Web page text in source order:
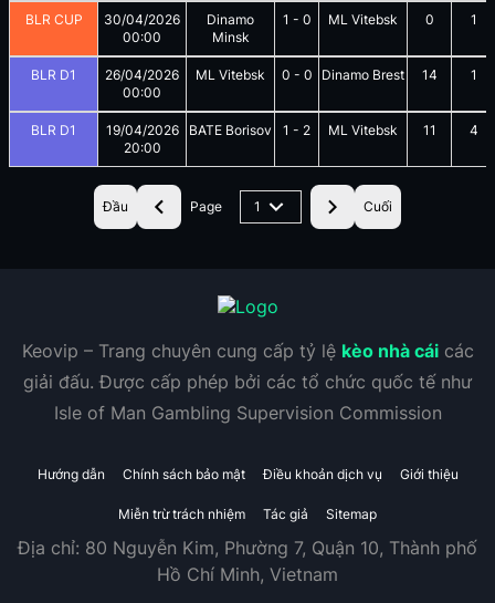
BLR CUP
30/04/2026
00:00
Dinamo
Minsk
1 - 0 ML Vitebsk 0 1
BLR D1
26/04/2026
00:00
ML Vitebsk 0 - 0 Dinamo Brest 14 1
BLR D1
19/04/2026
20:00
BATE Borisov 1 - 2 ML Vitebsk 11 4
Đầu Page 1 Cuối
Keovip – Trang chuyên cung cấp tỷ lệ kèo nhà cáicác
giải đấu. Được cấp phép bởi các tổ chức quốc tế như
Isle of Man Gambling Supervision Commission
Hướng dẫn Chính sách bảo mật Điều khoản dịch vụ Giới thiệu
Miễn trừ trách nhiệm Tác giả Sitemap
Địa chỉ: 80 Nguyễn Kim, Phường 7, Quận 10, Thành phố
Hồ Chí Minh, Vietnam